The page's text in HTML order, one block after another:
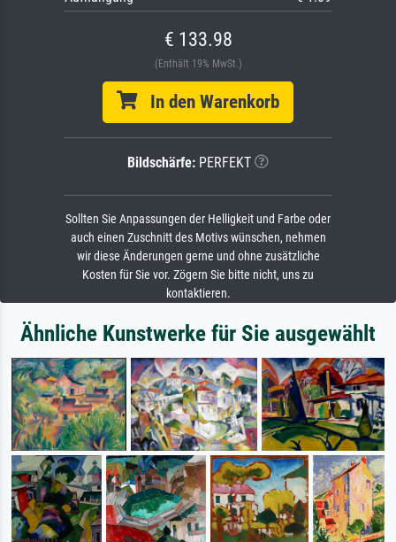
€ 133.98
(Enthält 19% MwSt.)
In den Warenkorb
Bildschärfe: PERFEKT
Sollten Sie Anpassungen der Helligkeit und Farbe oder
auch einen Zuschnitt des Motivs wünschen, nehmen
wir diese Änderungen gerne und ohne zusätzliche
Kosten für Sie vor. Zögern Sie bitte nicht, uns zu
kontaktieren.
Ähnliche Kunstwerke für Sie ausgewählt